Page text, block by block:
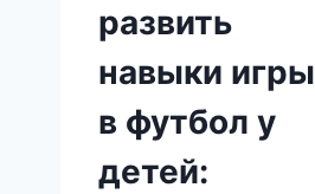
развить
навыки игры
в футбол у
детей: